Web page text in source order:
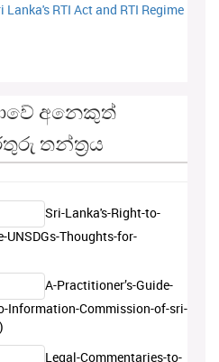
RTI Act and RTI Regime
අනෙකුත්
තන්ත්‍රය
Sri-Lanka's-Right-to-
Thoughts-for-
A-Practitioner’s-Guide-
Commission-of-sri-
Legal-Commentaries-to-